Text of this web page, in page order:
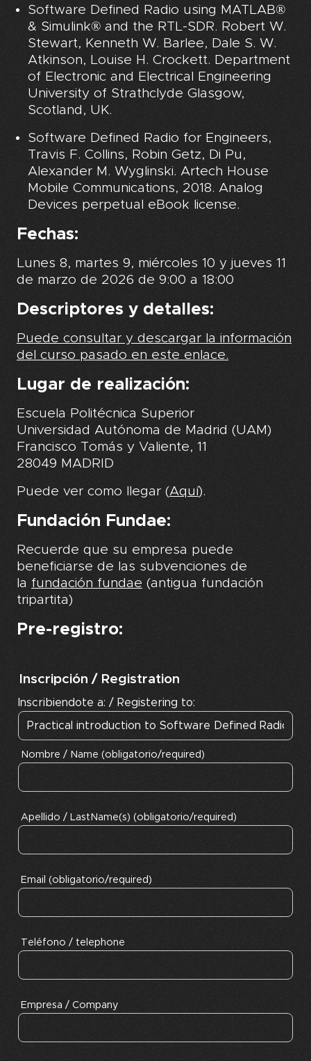
Software Defined Radio using MATLAB®
& Simulink® and the RTL-SDR. Robert W.
Stewart, Kenneth W. Barlee, Dale S. W.
Atkinson, Louise H. Crockett. Department
of Electronic and Electrical Engineering
University of Strathclyde Glasgow,
Scotland, UK.
Software Defined Radio for Engineers,
Travis F. Collins, Robin Getz, Di Pu,
Alexander M. Wyglinski. Artech House
Mobile Communications, 2018. Analog
Devices perpetual eBook license.
Fechas:
Lunes 8, martes 9, miércoles 10 y jueves 11
de marzo de 2026 de 9:00 a 18:00
Descriptores y detalles:
Puede consultar y descargar la información
del curso pasado en este enlace.
Lugar de realización:
Escuela Politécnica Superior
Universidad Autónoma de Madrid (UAM)
Francisco Tomás y Valiente, 11
28049 MADRID
Puede ver como llegar (Aquí).
Fundación Fundae:
Recuerde que su empresa puede
beneficiarse de las subvenciones de
la fundación fundae (antigua fundación
tripartita)
Pre-registro:
Inscripción / Registration
Inscribiendote a: / Registering to:
Nombre / Name (obligatorio/required)
Apellido / LastName(s) (obligatorio/required)
Email (obligatorio/required)
Teléfono / telephone
Empresa / Company